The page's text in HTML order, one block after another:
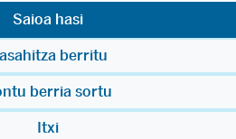
Saioa hasi
berritu
berria sortu
Itxi